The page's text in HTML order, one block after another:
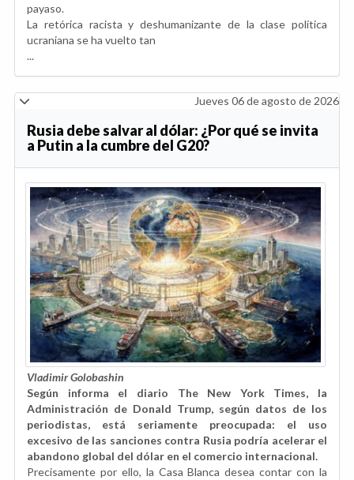
payaso.
La retórica racista y deshumanizante de la clase política
ucraniana se ha vuelto tan
...
Jueves 06 de agosto de 2026
Rusia debe salvar al dólar: ¿Por qué se invita
a Putin a la cumbre del G20?
Vladimir Golobashin
Según informa el diario The New York Times, la
Administración de Donald Trump, según datos de los
periodistas, está seriamente preocupada: el uso
excesivo de las sanciones contra Rusia podría acelerar el
abandono global del dólar en el comercio internacional.
Precisamente por ello, la Casa Blanca desea contar con la